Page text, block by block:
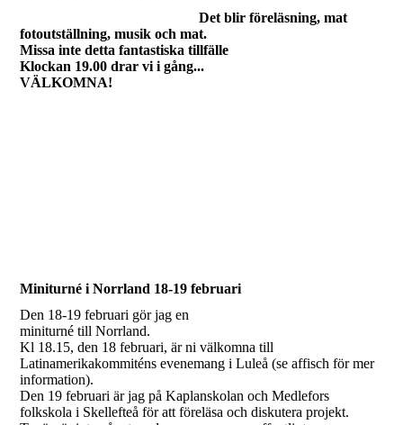
Det blir föreläsning, mat
fotoutställning, musik och mat.
Missa inte detta fantastiska tillfälle
Klockan 19.00 drar vi i gång...
VÄLKOMNA!
Miniturné i Norrland 18-19 februari
Den 18-19 februari gör jag en
miniturné till Norrland.
Kl 18.15, den 18 februari, är ni välkomna till
Latinamerikakommiténs evenemang i Luleå (se affisch för mer
information).
Den 19 februari är jag på Kaplanskolan och Medlefors
folkskola i Skellefteå för att föreläsa och diskutera projekt.